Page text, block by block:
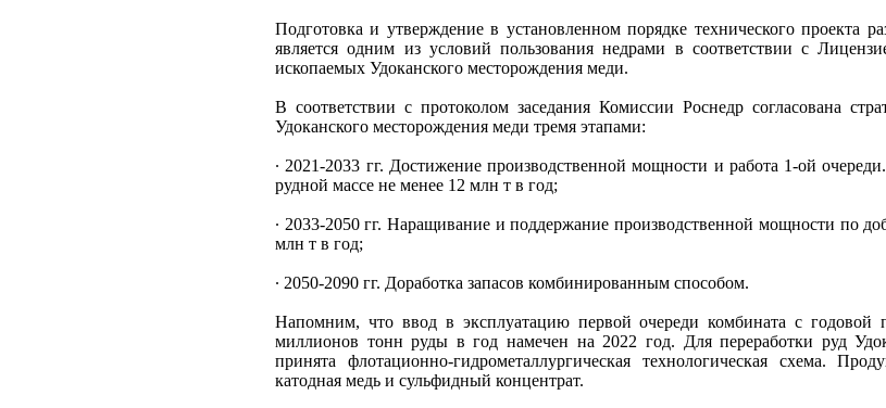
Подготовка и утверждение в установленном порядке технического проекта
является одним из условий пользования недрами в соответствии с
ископаемых Удоканского месторождения меди.
В соответствии с протоколом заседания Комиссии Роснедр согласована
Удоканского месторождения меди тремя этапами:
∙ 2021-2033 гг. Достижение производственной мощности и работа 1-ой
рудной массе не менее 12 млн т в год;
∙ 2033-2050 гг. Наращивание и поддержание производственной мощности по
млн т в год;
∙ 2050-2090 гг. Доработка запасов комбинированным способом.
Напомним, что ввод в эксплуатацию первой очереди комбината с годовой
миллионов тонн руды в год намечен на 2022 год. Для переработки руд
принята флотационно-гидрометаллургическая технологическая схема.
катодная медь и сульфидный концентрат.